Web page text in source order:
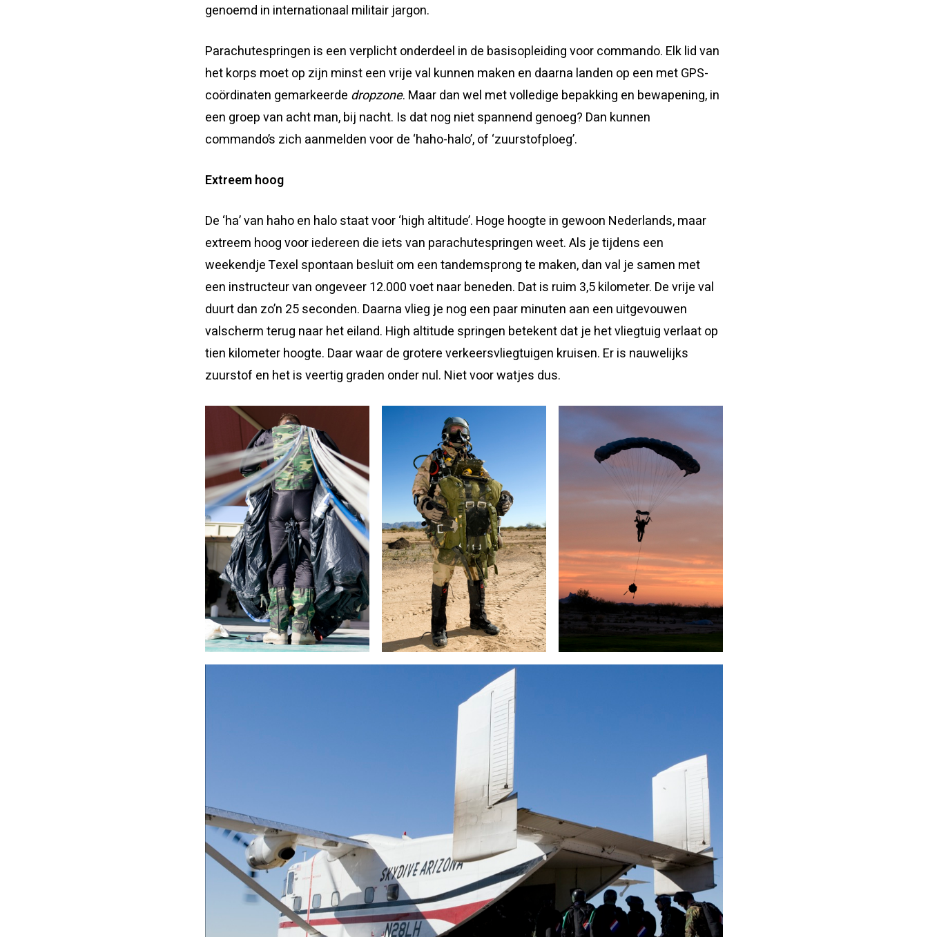
genoemd in internationaal militair jargon.
Parachutespringen is een verplicht onderdeel in de basisopleiding voor commando. Elk lid van
het korps moet op zijn minst een vrije val kunnen maken en daarna landen op een met GPS-
coördinaten gemarkeerde dropzone. Maar dan wel met volledige bepakking en bewapening, in
een groep van acht man, bij nacht. Is dat nog niet spannend genoeg? Dan kunnen
commando’s zich aanmelden voor de ‘haho-halo’, of ‘zuurstofploeg’.
Extreem hoog
De ‘ha’ van haho en halo staat voor ‘high altitude’. Hoge hoogte in gewoon Nederlands, maar
extreem hoog voor iedereen die iets van parachutespringen weet. Als je tijdens een
weekendje Texel spontaan besluit om een tandemsprong te maken, dan val je samen met
een instructeur van ongeveer 12.000 voet naar beneden. Dat is ruim 3,5 kilometer. De vrije val
duurt dan zo’n 25 seconden. Daarna vlieg je nog een paar minuten aan een uitgevouwen
valscherm terug naar het eiland. High altitude springen betekent dat je het vliegtuig verlaat op
tien kilometer hoogte. Daar waar de grotere verkeersvliegtuigen kruisen. Er is nauwelijks
zuurstof en het is veertig graden onder nul. Niet voor watjes dus.